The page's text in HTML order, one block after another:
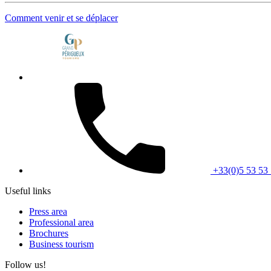
Comment venir et se déplacer
+33(0)5 53 53
Useful links
Press area
Professional area
Brochures
Business tourism
Follow us!